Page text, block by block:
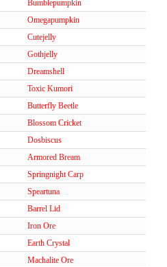
Bumblepumpkin
Omegapumpkin
Cutejelly
Gothjelly
Dreamshell
Toxic Kumori
Butterfly Beetle
Blossom Cricket
Dosbiscus
Armored Bream
Springnight Carp
Speartuna
Barrel Lid
Iron Ore
Earth Crystal
Machalite Ore